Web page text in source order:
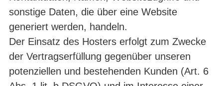
sonstige Daten, die über eine Website
generiert werden, handeln.
Der Einsatz des Hosters erfolgt zum Zwecke
der Vertragserfüllung gegenüber unseren
potenziellen und bestehenden Kunden (Art. 6